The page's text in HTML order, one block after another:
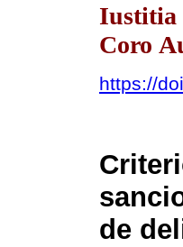
Iustitia
Coro
https://
de